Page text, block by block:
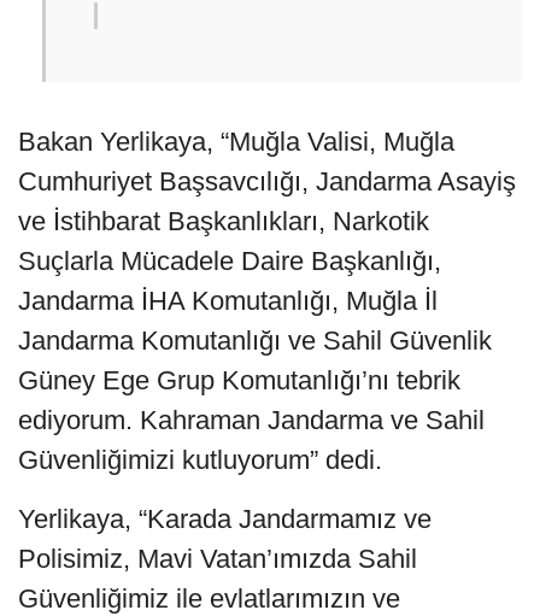
Bakan Yerlikaya, “Muğla Valisi, Muğla
Cumhuriyet Başsavcılığı, Jandarma Asayiş
ve İstihbarat Başkanlıkları, Narkotik
Suçlarla Mücadele Daire Başkanlığı,
Jandarma İHA Komutanlığı, Muğla İl
Jandarma Komutanlığı ve Sahil Güvenlik
Güney Ege Grup Komutanlığı’nı tebrik
ediyorum. Kahraman Jandarma ve Sahil
Güvenliğimizi kutluyorum” dedi.
Yerlikaya, “Karada Jandarmamız ve
Polisimiz, Mavi Vatan’ımızda Sahil
Güvenliğimiz ile evlatlarımızın ve